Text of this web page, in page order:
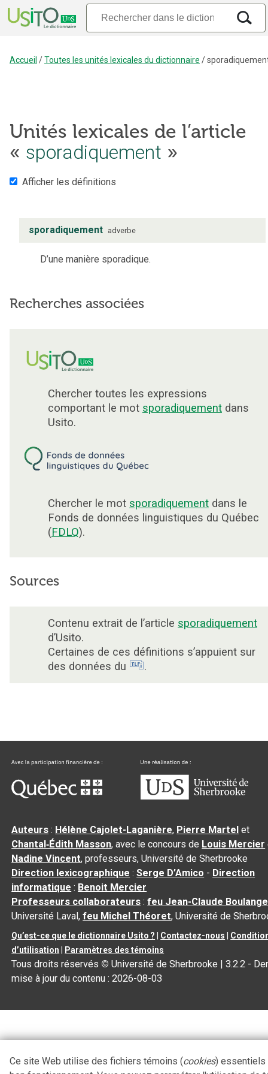
Accueil /Toutes les unités lexicales du dictionnaire /
Unités lexicales de l’article
« sporadiquement »
Afficher les définitions
sporadiquement adverbe
D’une manière sporadique.
Recherches associées
Chercher toutes les expressions
comportant le mot sporadiquement dans
Usito.
Chercher le mot sporadiquement dans le
Fonds de données linguistiques du Québec
(FDLQ).
Sources
Contenu extrait de l’article sporadiquement
d’Usito.
Certaines de ces définitions s’appuient sur
des données du
.
Auteurs : Hélène Cajolet-Laganière, Pierre Martel et
Chantal‑Édith Masson, avec le concours de Louis Mercier
Nadine Vincent, professeurs, Université de Sherbrooke
Direction lexicographique :Serge D’Amico - Direction
informatique : Benoit Mercier
Professeurs collaborateurs :feu Jean-Claude
Université Laval,feu Michel Théoret, Université de
Qu’est-ce que le dictionnaire Usito ? Contactez-nous
d’utilisation
Paramètres des témoins
Tous droits réservés © Université de Sherbrooke |3.2.2 -
mise à jour du contenu :2026-08-03
Ce site Web utilise des fichiers témoins (cookies) essentiels